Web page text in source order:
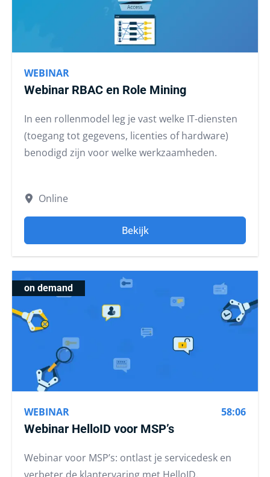
WEBINAR
Webinar RBAC en Role Mining
In een rollenmodel leg je vast welke IT-diensten
(toegang tot gegevens, licenties of hardware)
benodigd zijn voor welke werkzaamheden.
Online
Bekijk
on demand
WEBINAR 58:06
Webinar HelloID voor MSP’s
Webinar voor MSP’s: ontlast je servicedesk en